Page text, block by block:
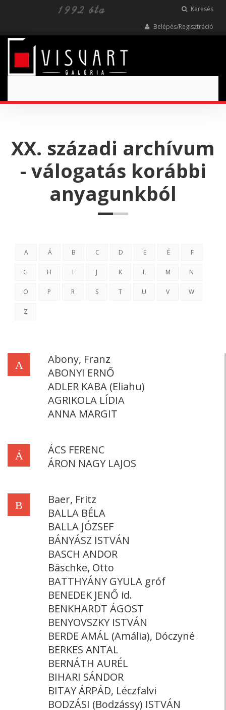
Keresés
Belépés/Regisztráció
XX. századi archívum
- válogatás korábbi
anyagunkból
A Á B C D E É F
G H I J K L M N
O P R S T U V W
Z
A
Abony, Franz
ABONYI ERNŐ
ADLER KABA (Eliahu)
AGRIKOLA LÍDIA
ANNA MARGIT
Á
ÁCS FERENC
ÁRON NAGY LAJOS
B
Baer, Fritz
BALLA BÉLA
BALLA JÓZSEF
BÁNYÁSZ ISTVÁN
BASCH ANDOR
Bäschke, Otto
BATTHYÁNY GYULA gróf
BENEDEK JENŐ id.
BENKHARDT ÁGOST
BENYOVSZKY ISTVÁN
BERDE AMÁL (Amália), Dóczyné
BERKES ANTAL
BERNÁTH AURÉL
BIHARI SÁNDOR
BITAY ÁRPÁD, Léczfalvi
BODZÁSI (Bodzássy) ISTVÁN